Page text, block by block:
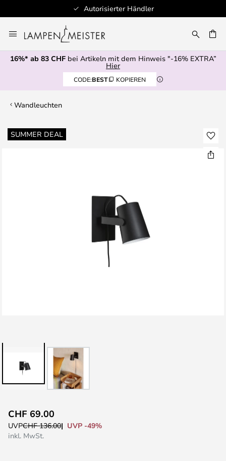
Autorisierter Händler
Inhalt
springen
16%* ab 83 CHFbei Artikeln mit dem Hinweis "-16% EXTRA”
Hier
CODE:BEST KOPIEREN
Wandleuchten
SUMMER DEAL
Zum
Ende
Anfang
der
CHF 69.00
UVPCHF 136.00
UVP -49%
inkl. MwSt.